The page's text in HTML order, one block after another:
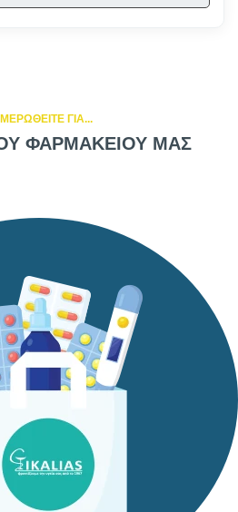
ΓΙΑ...
ΦΑΡΜΑΚΕΙΟΥ ΜΑΣ